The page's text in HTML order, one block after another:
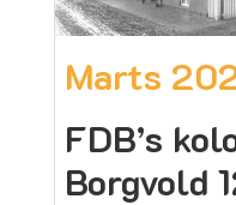
Marts
FDB’s
Borgvold